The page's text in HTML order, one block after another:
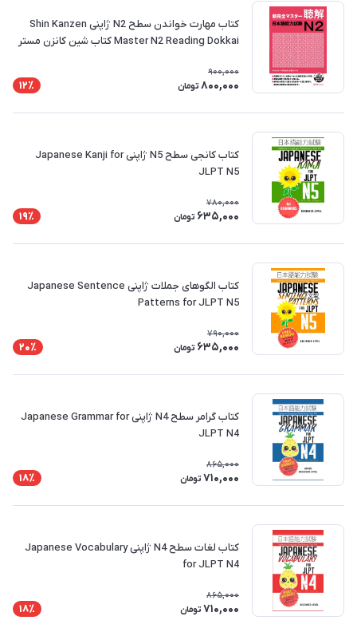
کتاب مهارت خواندن سطح N2 ژاپنی Shin Kanzen
Master N2 Reading Dokkai کتاب شین کانزن مستر
900,000
800,000 تومان 12٪
کتاب کانجی سطح N5 ژاپنی Japanese Kanji for
JLPT N5
780,000
635,000 تومان 19٪
کتاب الگوهای جملات ژاپنی Japanese Sentence
Patterns for JLPT N5
790,000
635,000 تومان 20٪
کتاب گرامر سطح N4 ژاپنی Japanese Grammar for
JLPT N4
865,000
710,000 تومان 18٪
کتاب لغات سطح N4 ژاپنی Japanese Vocabulary
for JLPT N4
865,000
710,000 تومان 18٪